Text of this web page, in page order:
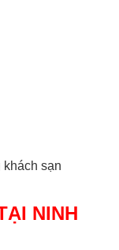
khách sạn
NINH